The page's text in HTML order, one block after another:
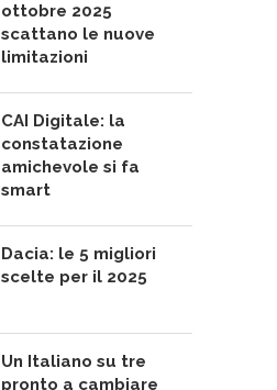
ottobre 2025
scattano le nuove
limitazioni
CAI Digitale: la
constatazione
amichevole si fa
smart
Dacia: le 5 migliori
scelte per il 2025
Un Italiano su tre
pronto a cambiare